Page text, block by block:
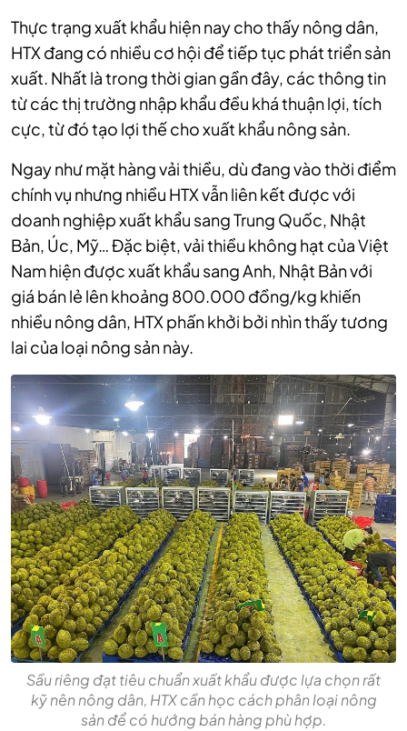
Thực trạng xuất khẩu hiện nay cho thấy nông dân,
HTX đang có nhiều cơ hội để tiếp tục phát triển sản
xuất. Nhất là trong thời gian gần đây, các thông tin
từ các thị trường nhập khẩu đều khá thuận lợi, tích
cực, từ đó tạo lợi thế cho xuất khẩu nông sản.
Ngay như mặt hàng vải thiều, dù đang vào thời điểm
chính vụ nhưng nhiều HTX vẫn liên kết được với
doanh nghiệp xuất khẩu sang Trung Quốc, Nhật
Bản, Úc, Mỹ… Đặc biệt, vải thiều không hạt của Việt
Nam hiện được xuất khẩu sang Anh, Nhật Bản với
giá bán lẻ lên khoảng 800.000 đồng/kg khiến
nhiều nông dân, HTX phấn khởi bởi nhìn thấy tương
lai của loại nông sản này.
Sầu riêng đạt tiêu chuẩn xuất khẩu được lựa chọn rất
kỹ nên nông dân, HTX cần học cách phân loại nông
sản để có hướng bán hàng phù hợp.